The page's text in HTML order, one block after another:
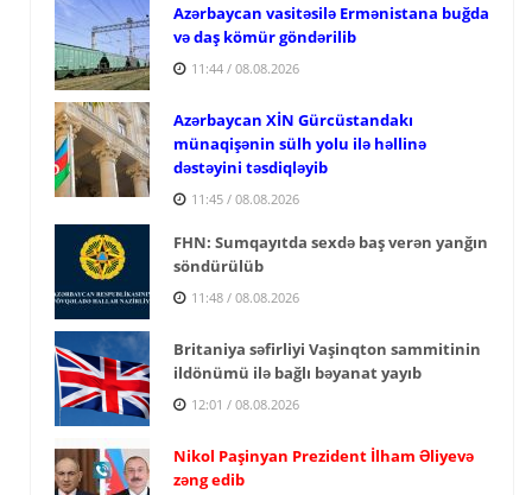
Azərbaycan vasitəsilə Ermənistana buğda
və daş kömür göndərilib
11:44 / 08.08.2026
Azərbaycan XİN Gürcüstandakı
münaqişənin sülh yolu ilə həllinə
dəstəyini təsdiqləyib
11:45 / 08.08.2026
FHN: Sumqayıtda sexdə baş verən yanğın
söndürülüb
11:48 / 08.08.2026
Britaniya səfirliyi Vaşinqton sammitinin
ildönümü ilə bağlı bəyanat yayıb
12:01 / 08.08.2026
Nikol Paşinyan Prezident İlham Əliyevə
zəng edib